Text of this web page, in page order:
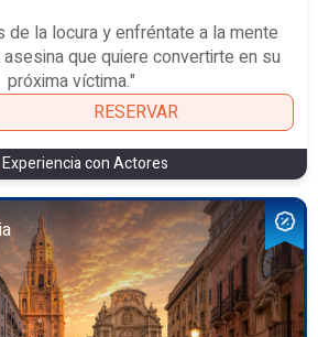
de la locura y enfréntate a la mente
que quiere convertirte en su
próxima víctima."
RESERVAR
Experiencia con Actores